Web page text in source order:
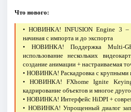
Что нового:
• НОВИНКА! INFUSION Engine 3 –
начиная с импорта и до экспорта
• НОВИНКА! Поддержка Multi-
использование нескольких
создание анимации + настраиваемая
• НОВИНКА! Раскадровка с крупными
• НОВИНКА! FXhome Ignite
кадрирование объектов и многое
• НОВИНКА! Интерфейс HiDPI +
• НОВИНКА! Упрощенный диалог